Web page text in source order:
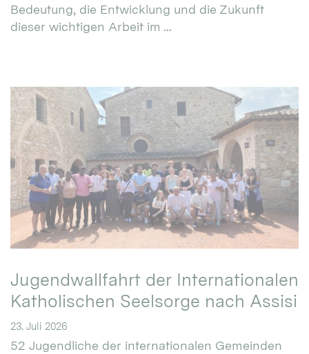
Bedeutung, die Entwicklung und die Zukunft
dieser wichtigen Arbeit im ...
Jugendwallfahrt der Internationalen
Katholischen Seelsorge nach Assisi
23. Juli 2026
52 Jugendliche der internationalen Gemeinden